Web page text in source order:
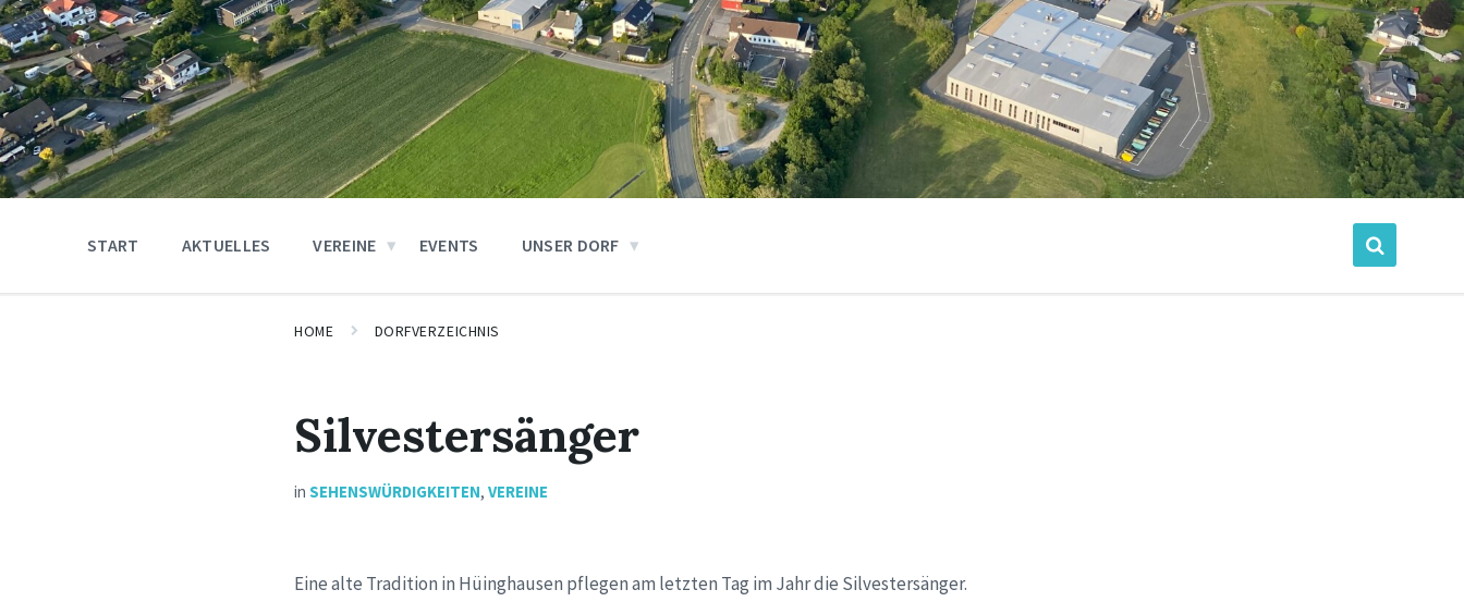
START AKTUELLES VEREINE EVENTS UNSER DORF
HOME DORFVERZEICHNIS
Silvestersänger
inSEHENSWÜRDIGKEITEN,VEREINE
Eine alte Tradition in Hüinghausen pflegen am letzten Tag im Jahr die Silvestersänger.